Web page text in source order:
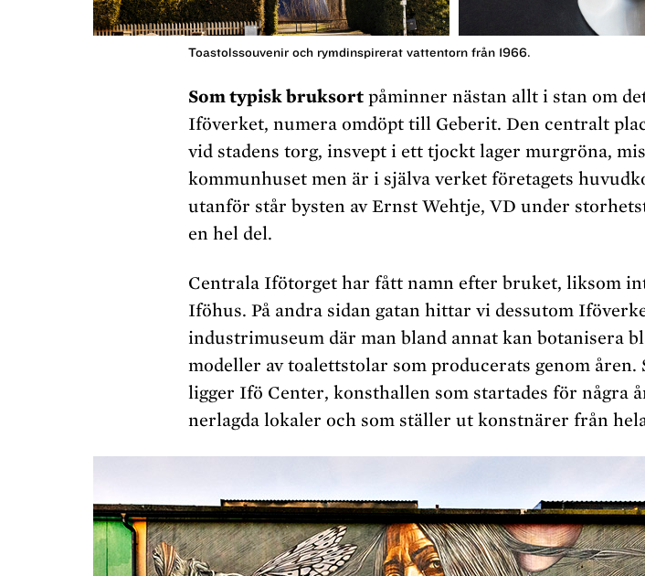
Toastolssouvenir och rymdinspirerat vattentorn från 1966.
Som typisk bruksort påminner nästan allt i stan om
Iföverket, numera omdöpt till Geberit. Den centralt
vid stadens torg, insvept i ett tjockt lager murgröna,
kommunhuset men är i själva verket företagets
utanför står bysten av Ernst Wehtje, VD under
en hel del.
Centrala Ifötorget har fått namn efter bruket, liksom
Iföhus. På andra sidan gatan hittar vi dessutom
industrimuseum där man bland annat kan botanisera
modeller av toalettstolar som producerats genom åren.
ligger Ifö Center, konsthallen som startades för några
nerlagda lokaler och som ställer ut konstnärer från